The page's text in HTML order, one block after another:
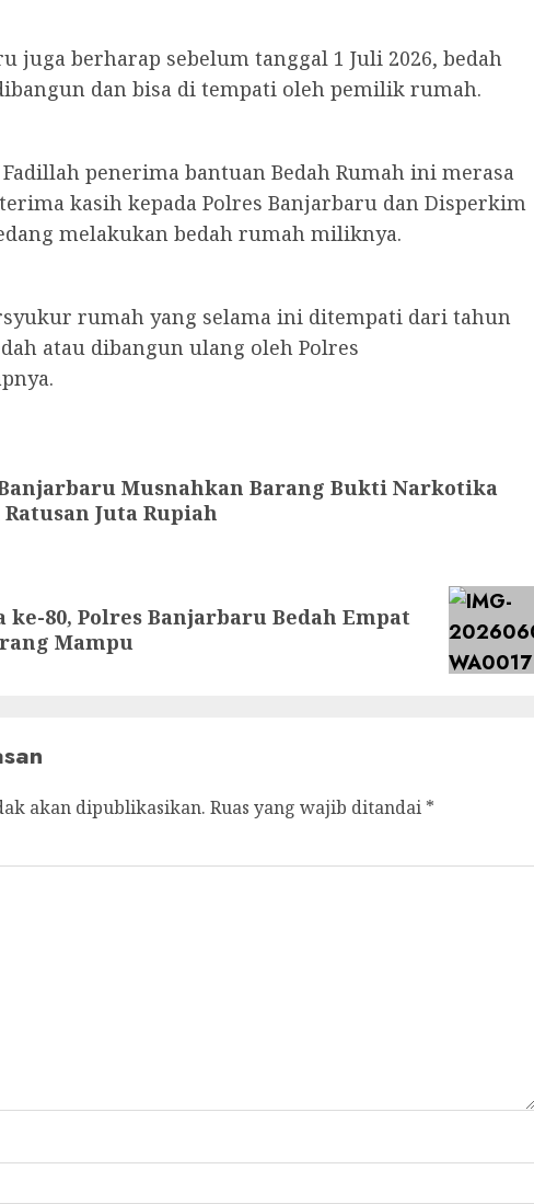
juga berharap sebelum tanggal 1 Juli 2026, bedah
dan bisa di tempati oleh pemilik rumah.
penerima bantuan Bedah Rumah ini merasa
kasih kepada Polres Banjarbaru dan Disperkim
melakukan bedah rumah miliknya.
rumah yang selama ini ditempati dari tahun
atau dibangun ulang oleh Polres
Musnahkan Barang Bukti Narkotika
Juta Rupiah
80, Polres Banjarbaru Bedah Empat
Mampu
akan dipublikasikan. Ruas yang wajib ditandai *